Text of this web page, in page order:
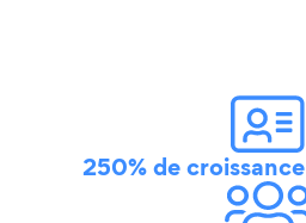
250% de croissance